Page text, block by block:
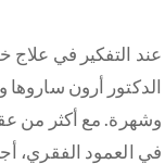
عند التفكير في علاج
الدكتور أرون
وشهرة. مع أكثر من
في العمود الفقري،